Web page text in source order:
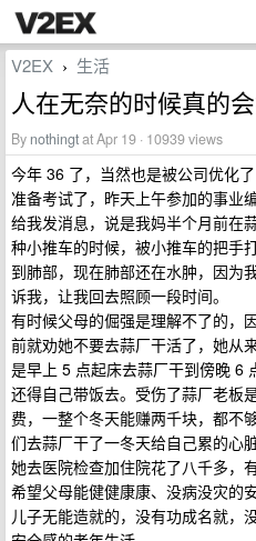
V2EX › 生活
人在无奈的时候真的
By nothingtat Apr 19 · 10939 views
今年 36 了，当然也是被公司优化
准备考试了，昨天上午参加的事业
给我发消息，说是我妈半个月前在
种小推车的时候，被小推车的把手
到肺部，现在肺部还在水肿，因为
诉我，让我回去照顾一段时间。
有时候父母的倔强是理解不了的，
前就劝她不要去蒜厂干活了，她从
是早上 5 点起床去蒜厂干到傍晚 6
还得自己带饭去。受伤了蒜厂老板
费，一整个冬天能赚两千块，都不
们去蒜厂干了一冬天给自己累的心
她去医院检查加住院花了八千多，
希望父母能健健康康、没病没灾的
儿子无能造就的，没有功成名就，